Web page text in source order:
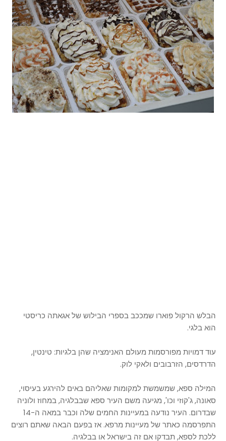
הבלש הרקול פוארו שמככב בספרי הבילוש של אגאתה כריסטי
הוא בלגי.
עוד דמויות מפורסמות מעולם האנימציה שהן בלגיות: טינטין,
הדרדסים, הזרבובים ולאקי לוק.
המילה ספא, שמשמשת למקומות שאליהם באים להירגע בעיסוי,
סאונה, ג'קוזי וכו', מגיעה משם העיר ספא שבבלגיה, במחוז ולוניה
שבדרום. העיר נודעה במעיינות החמים שלה וכבר במאה ה-14
התפרסמה כאתר של מעיינות מרפא. אז בפעם הבאה שאתם רוצים
ללכת לספא, תבדקו אם זה בישראל או בבלגיה.